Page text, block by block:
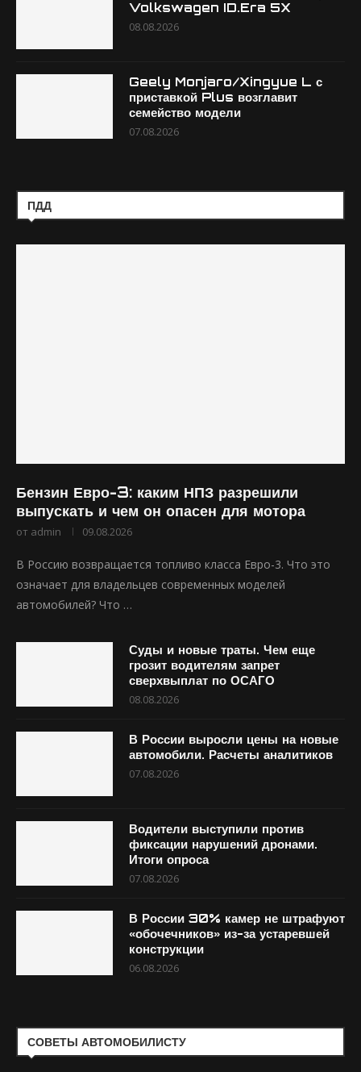
Volkswagen ID.Era 5X
08.08.2026
Geely Monjaro/Xingyue L с
приставкой Plus возглавит
семейство модели
07.08.2026
ПДД
Бензин Евро-3: каким НПЗ разрешили
выпускать и чем он опасен для мотора
от admin 09.08.2026
В Россию возвращается топливо класса Евро-3. Что это
означает для владельцев современных моделей
автомобилей? Что …
Суды и новые траты. Чем еще
грозит водителям запрет
сверхвыплат по ОСАГО
08.08.2026
В России выросли цены на новые
автомобили. Расчеты аналитиков
07.08.2026
Водители выступили против
фиксации нарушений дронами.
Итоги опроса
07.08.2026
В России 30% камер не штрафуют
«обочечников» из-за устаревшей
конструкции
06.08.2026
СОВЕТЫ АВТОМОБИЛИСТУ